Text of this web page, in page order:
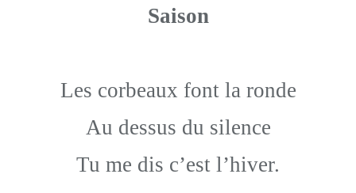
Saison
Les corbeaux font la ronde
Au dessus du silence
Tu me dis c’est l’hiver.